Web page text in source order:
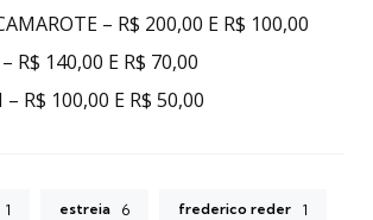
– R$ 200,00 E R$ 100,00
R$ 140,00 E R$ 70,00
– R$ 100,00 E R$ 50,00
1 estreia 6 frederico reder 1